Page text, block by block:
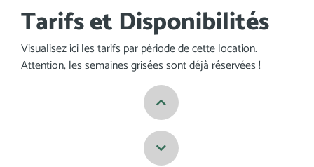
Tarifs et Disponibilités
Visualisez ici les tarifs par période de cette location.
Attention, les semaines grisées sont déjà réservées !
Previous
Next